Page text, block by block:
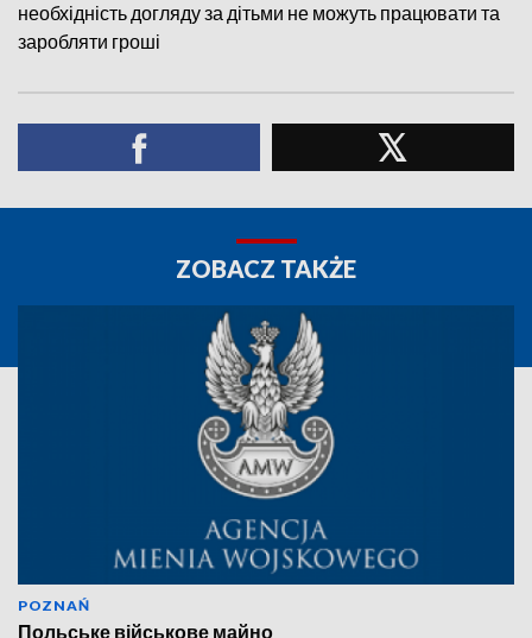
необхідність догляду за дітьми не можуть працювати та
заробляти гроші
ZOBACZ TAKŻE
POZNAŃ
Польське військове майно